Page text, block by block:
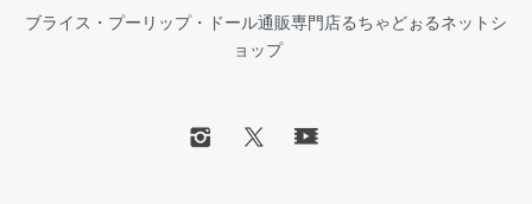
ブライス・プーリップ・ドール通販専門店るちゃどぉるネットシ
ョップ